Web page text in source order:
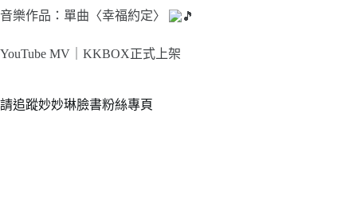
音樂作品：單曲〈幸福約定〉
YouTube MV｜ KKBOX正式上架
請追蹤妙妙琳臉書粉絲專頁